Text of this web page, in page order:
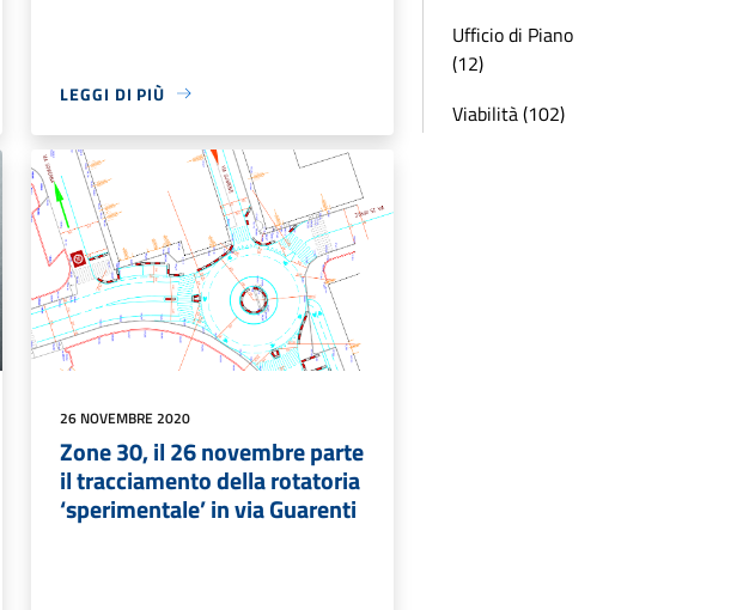
LEGGI DI PIÙ
26 NOVEMBRE 2020
Zone 30, il 26 novembre parte
il tracciamento della rotatoria
‘sperimentale’ in via Guarenti
Ufficio di Piano
(12)
Viabilità (102)